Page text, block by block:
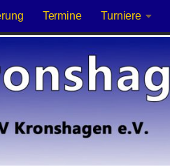
Termine Turniere